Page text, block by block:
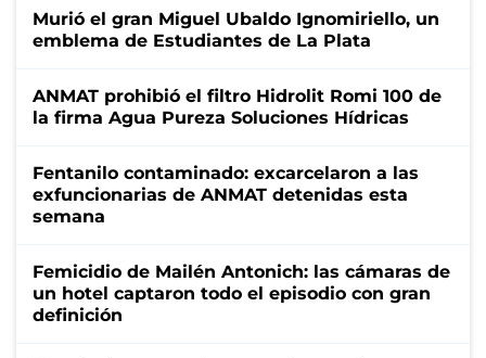
Murió el gran Miguel Ubaldo Ignomiriello, un
emblema de Estudiantes de La Plata
ANMAT prohibió el filtro Hidrolit Romi 100 de
la firma Agua Pureza Soluciones Hídricas
Fentanilo contaminado: excarcelaron a las
exfuncionarias de ANMAT detenidas esta
semana
Femicidio de Mailén Antonich: las cámaras de
un hotel captaron todo el episodio con gran
definición